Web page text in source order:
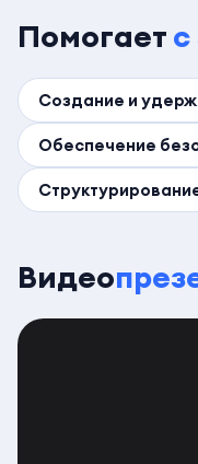
Помогает
Создание и
Обеспечение
Видео